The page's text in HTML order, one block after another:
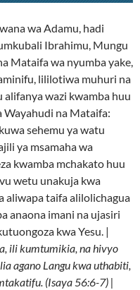
wa Adamu, hadi
Ibrahimu, Mungu
Mataifa wa nyumba yake,
lililotiwa muhuri na
wazi kwamba huu
Wayahudi na Mataifa:
sehemu ya watu
ya msamaha wa
kwamba mchakato huu
wetu unakuja kwa
aliwapa taifa alilolichagua
anaona imani na ujasiri
kwa Yesu. |
ili kumtumikia, na hivyo
agano Langu kwa uthabiti,
(Isaya 56:6-7) |